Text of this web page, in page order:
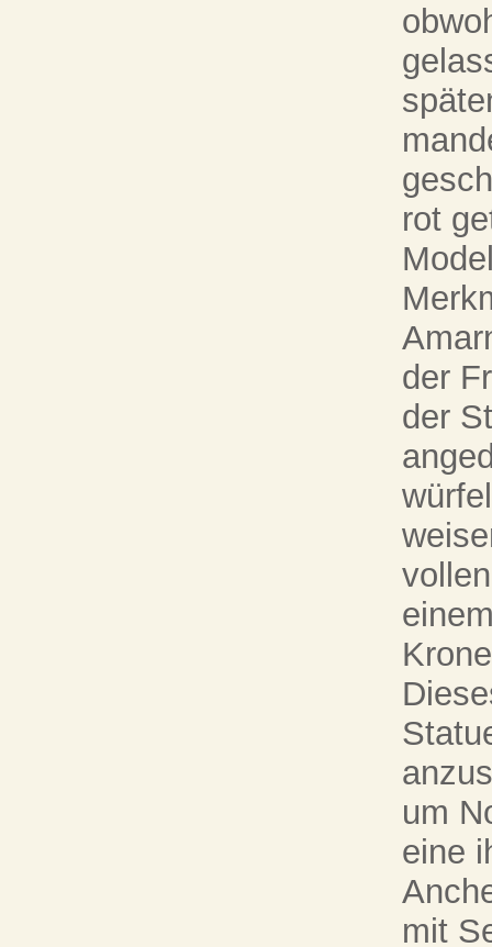
rot
der
der
um
eine
mit